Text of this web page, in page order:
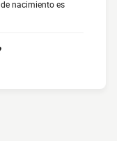
nacimiento es